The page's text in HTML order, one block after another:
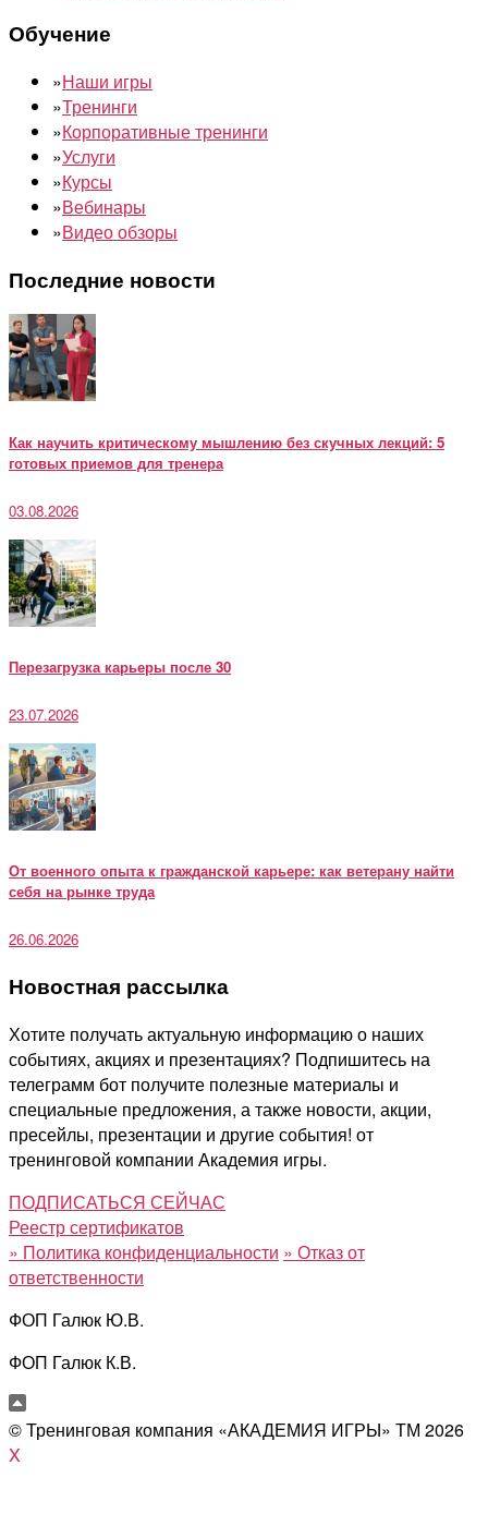
Обучение
»Наши игры
»Тренинги
»Корпоративные тренинги
»Услуги
»Курсы
»Вебинары
»Видео обзоры
Последние новости
Как научить критическому мышлению без скучных лекций: 5
готовых приемов для тренера
03.08.2026
Перезагрузка карьеры после 30
23.07.2026
От военного опыта к гражданской карьере: как ветерану найти
себя на рынке труда
26.06.2026
Новостная рассылка
Хотите получать актуальную информацию о наших
событиях, акциях и презентациях? Подпишитесь на
телеграмм бот получите полезные материалы и
специальные предложения, а также новости, акции,
пресейлы, презентации и другие события! от
тренинговой компании Академия игры.
ПОДПИСАТЬСЯ СЕЙЧАС
Реестр сертификатов
» Политика конфиденциальности » Отказ от
ответственности
ФОП Галюк Ю.В.
ФОП Галюк К.В.
© Тренинговая компания «АКАДЕМИЯ ИГРЫ» ТМ 2026
X